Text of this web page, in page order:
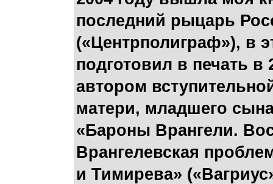
последний рыцарь
(«Центрполиграф»), в
подготовил в печать в
автором
матери, младшего
«Бароны Врангели.
Врангелевская
и Тимирева»